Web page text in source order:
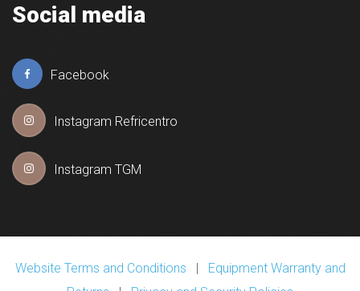
Social media
Facebook
Instagram Refricentro
Instagram TGM
Website Terms and Conditions | Equipment Warranty and